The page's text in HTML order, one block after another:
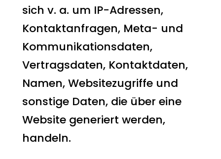
sich v. a. um IP-Adressen,
Kontaktanfragen, Meta- und
Kommunikationsdaten,
Vertragsdaten, Kontaktdaten,
Namen, Websitezugriffe und
sonstige Daten, die über eine
Website generiert werden,
handeln.